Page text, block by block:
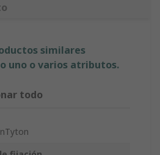
similares
uno o varios atributos.
todo